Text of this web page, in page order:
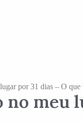
por 31 dias – O que
meu